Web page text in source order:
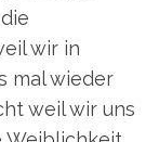
wir in
mal wieder
weil wir uns